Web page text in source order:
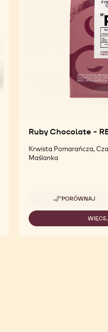
Ruby Chocolate -
Krwista Pomarańcza,
Maślanka
PORÓWNAJ
-
RUBY
-